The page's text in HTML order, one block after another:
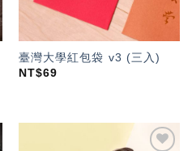
臺灣大學紅包袋 v3 (三入)
NT$69